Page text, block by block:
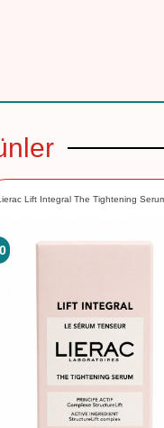
Lift Integral The Tightening